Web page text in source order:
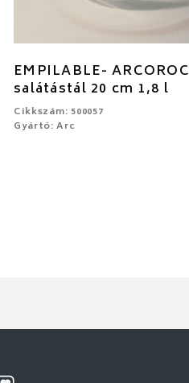
EMPILABLE- ARCOROC
salátástál 20 cm 1,8 l
Cikkszám: 500057
Gyártó: Arc